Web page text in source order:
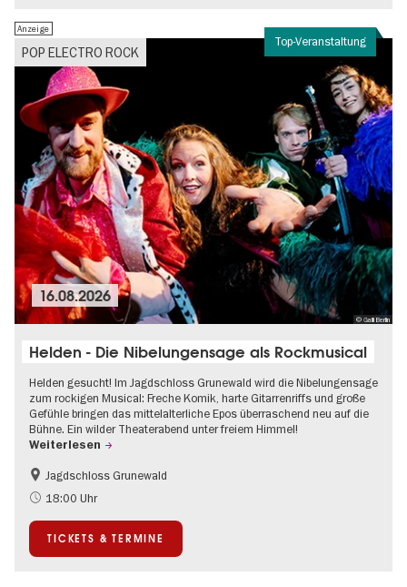
Top-Veranstaltung
POP ELECTRO ROCK
Anzeige
© Galli Berlin
16.08.2026
Helden - Die Nibelungensage als Rockmusical
Helden gesucht! Im Jagdschloss Grunewald wird die Nibelungensage
zum rockigen Musical: Freche Komik, harte Gitarrenriffs und große
Gefühle bringen das mittelalterliche Epos überraschend neu auf die
Bühne. Ein wilder Theaterabend unter freiem Himmel!
Weiterlesen
Barrierefrei
Im Grünen
Open Air
Schlösser & Gärten
Jagdschloss Grunewald
18:00 Uhr
TICKETS & TERMINE